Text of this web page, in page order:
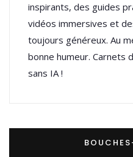
inspirants, des guides
vidéos immersives et
toujours généreux. Au
bonne humeur. Carnets
sans IA !